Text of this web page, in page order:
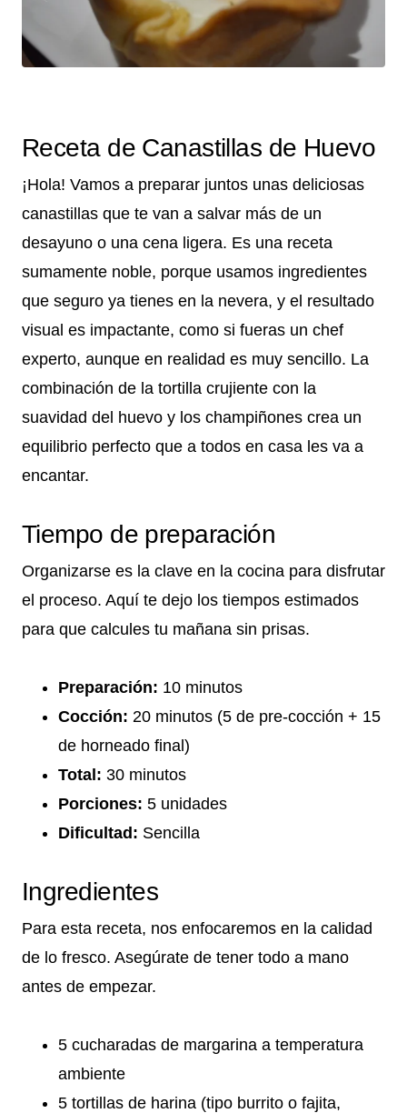
Receta de Canastillas de Huevo
¡Hola! Vamos a preparar juntos unas deliciosas
canastillas que te van a salvar más de un
desayuno o una cena ligera. Es una receta
sumamente noble, porque usamos ingredientes
que seguro ya tienes en la nevera, y el resultado
visual es impactante, como si fueras un chef
experto, aunque en realidad es muy sencillo. La
combinación de la tortilla crujiente con la
suavidad del huevo y los champiñones crea un
equilibrio perfecto que a todos en casa les va a
encantar.
Tiempo de preparación
Organizarse es la clave en la cocina para disfrutar
el proceso. Aquí te dejo los tiempos estimados
para que calcules tu mañana sin prisas.
Preparación: 10 minutos
Cocción: 20 minutos (5 de pre-cocción + 15
de horneado final)
Total: 30 minutos
Porciones: 5 unidades
Dificultad: Sencilla
Ingredientes
Para esta receta, nos enfocaremos en la calidad
de lo fresco. Asegúrate de tener todo a mano
antes de empezar.
5 cucharadas de margarina a temperatura
ambiente
5 tortillas de harina (tipo burrito o fajita,